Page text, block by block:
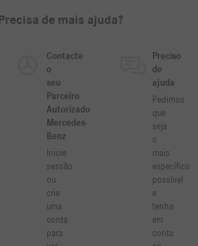
Precisa de mais ajuda?
Contacte
o
seu
Parceiro
Autorizado
Mercedes-
Benz
Inicie
sessão
ou
crie
uma
conta
para
Preciso
de
ajuda
Pedimos
que
seja
o
mais
específico
possível
e
tenha
em
conta